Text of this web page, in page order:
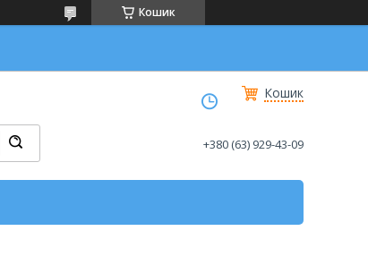
Кошик
Кошик
+380 (63) 929-43-09